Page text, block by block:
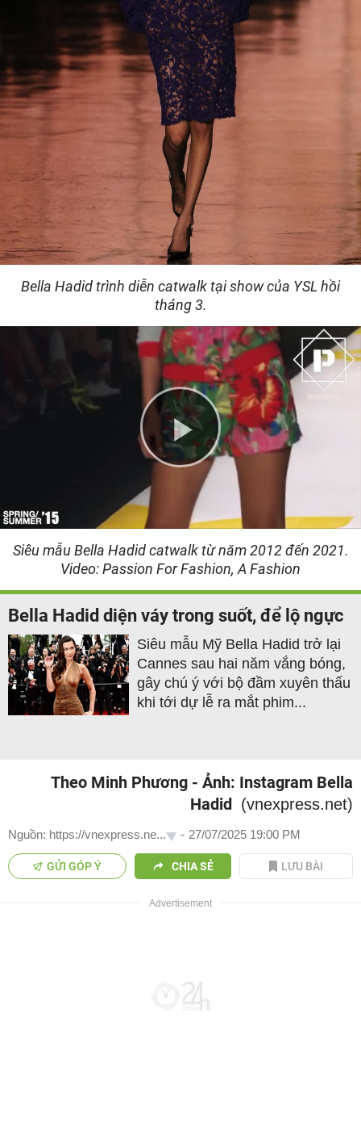
Bella Hadid trình diễn catwalk tại show của YSL hồi
tháng 3.
Play
Video
Siêu mẫu Bella Hadid catwalk từ năm 2012 đến 2021.
Video: Passion For Fashion, A Fashion
Bella Hadid diện váy trong suốt, để lộ ngực
Siêu mẫu Mỹ Bella Hadid trở lại
Cannes sau hai năm vắng bóng,
gây chú ý với bộ đầm xuyên thấu
khi tới dự lễ ra mắt phim...
Theo Minh Phương - Ảnh: Instagram Bella
Hadid (vnexpress.net)
Nguồn: https://vnexpress.ne... - 27/07/2025 19:00 PM
GỬI GÓP Ý CHIA SẺ LƯU BÀI